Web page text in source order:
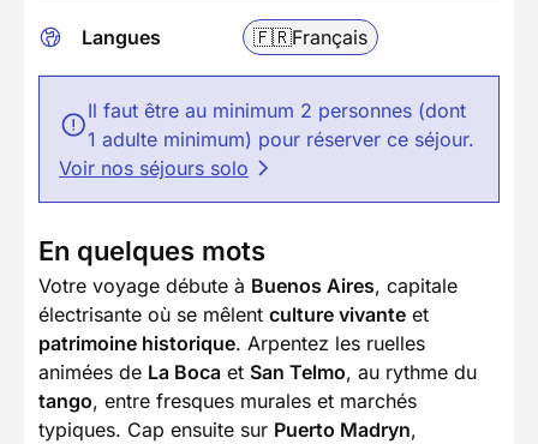
Langues 🇫🇷Français
Il faut être au minimum 2 personnes (dont
1 adulte minimum) pour réserver ce séjour.
Voir nos séjours solo
En quelques mots
Votre voyage débute à Buenos Aires, capitale
électrisante où se mêlent culture vivante et
patrimoine historique. Arpentez les ruelles
animées de La Boca et San Telmo, au rythme du
tango, entre fresques murales et marchés
typiques. Cap ensuite sur Puerto Madryn,